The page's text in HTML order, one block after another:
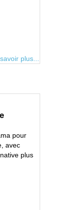
plus...
pour
avec
plus